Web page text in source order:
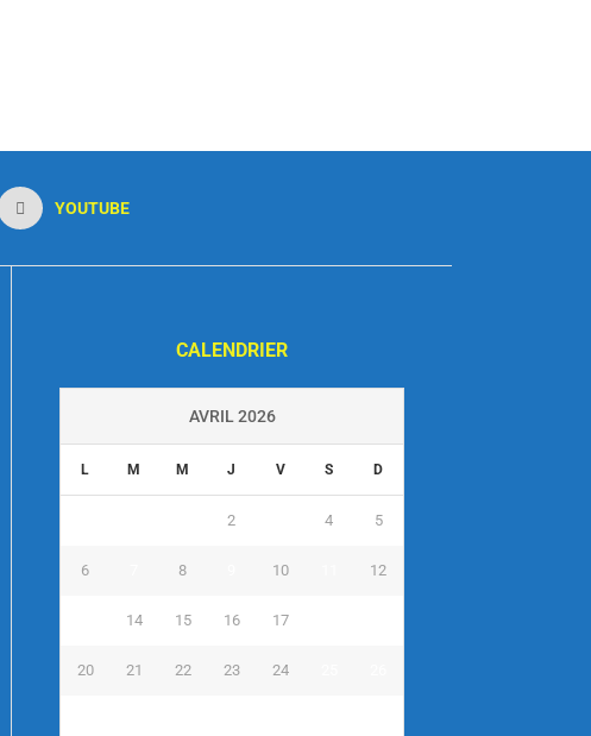
YOUTUBE
CALENDRIER
AVRIL 2026
L M M J V S D
2 4 5
6 8 10 12
14 15 16 17
20 21 22 23 24